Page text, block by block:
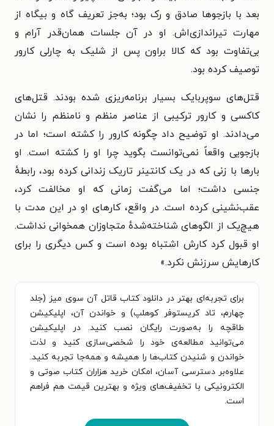
بعد با بازجوها صادق و رک بود؛ به‌جز تعریف گاه و بیگاه از
مهارت تیراندازی‌اش. او در آن جلسات همان‌قدر آرام و
بی‌تفاوت بود که کالا براون پس از شلیک به چارلی کارور
توصیف کرده بود.
قتل‌های سوپربایک بسیار برنامه‌ریزی شده بودند. قتل‌های
کاکسی و کارور ترکیبی از عناصر منظم و نامنظم را نشان
می‌دادند. او توضیح داد چگونه کارور را کشته است؛ اما در
بازجویی واقعاً نمی‌توانست بگوید چرا او را کشته است. او
بارها با زنی که در یک کانتینر تاریک زندانی کرده بود، رابطهٔ
جنسی داشت؛ اما می‌گفت زمانی که او مخالفت کرد،
عقب‌نشینی کرده است. در واقع، کارهای او در این مدت با
هیچ‌یک از الگوهای شناخته‌شدهٔ متجاوزان همخوانی نداشت.
او قبول کرد کارش اشتباه بوده است و کس دیگری را برای
کارهایش سرزنش نکرد.»
برای تجربه‌ای بهتر در دانلود کتاب قاتل آن سوی میز (جلد
چهارم، تاد کریستوفر کوهلپ) و خواندن آن، اپلیکیشن
طاقچه را به‌صورت رایگان نصب کنید. در اپلیکیشن
می‌توانید مطالعه‌ی خود را شخصی‌سازی کنید و لذت
خواندن و شنیدن کتاب‌ها را همیشه و همه‌جا تجربه کنید.
علاوه‌بر دسترسی آسان، امکان خرید هزاران کتاب صوتی و
الکترونیکی با تخفیف‌های ویژه و بهترین قیمت هم فراهم
است.